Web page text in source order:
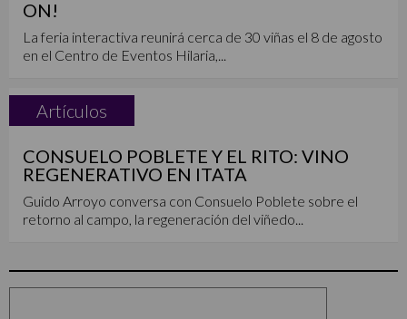
ON!
La feria interactiva reunirá cerca de 30 viñas el 8 de agosto
en el Centro de Eventos Hilaria,...
Artículos
CONSUELO POBLETE Y EL RITO: VINO
REGENERATIVO EN ITATA
Guido Arroyo conversa con Consuelo Poblete sobre el
retorno al campo, la regeneración del viñedo...